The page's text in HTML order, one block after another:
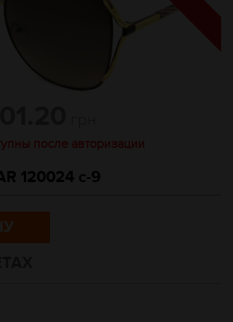
после авторизации
120024 с-9